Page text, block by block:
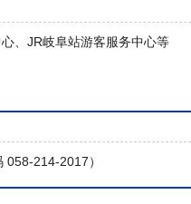
、JR岐阜站游客服务中心等
058-214-2017）